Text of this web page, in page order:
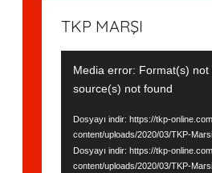
TKP MARŞI
oynatıcı
Media error: Format(s)
source(s) not found
Dosyayı indir: https://tkp-
content/uploads/2020/03/TKP-
Dosyayı indir: https://tkp-
content/uploads/2020/03/TKP-